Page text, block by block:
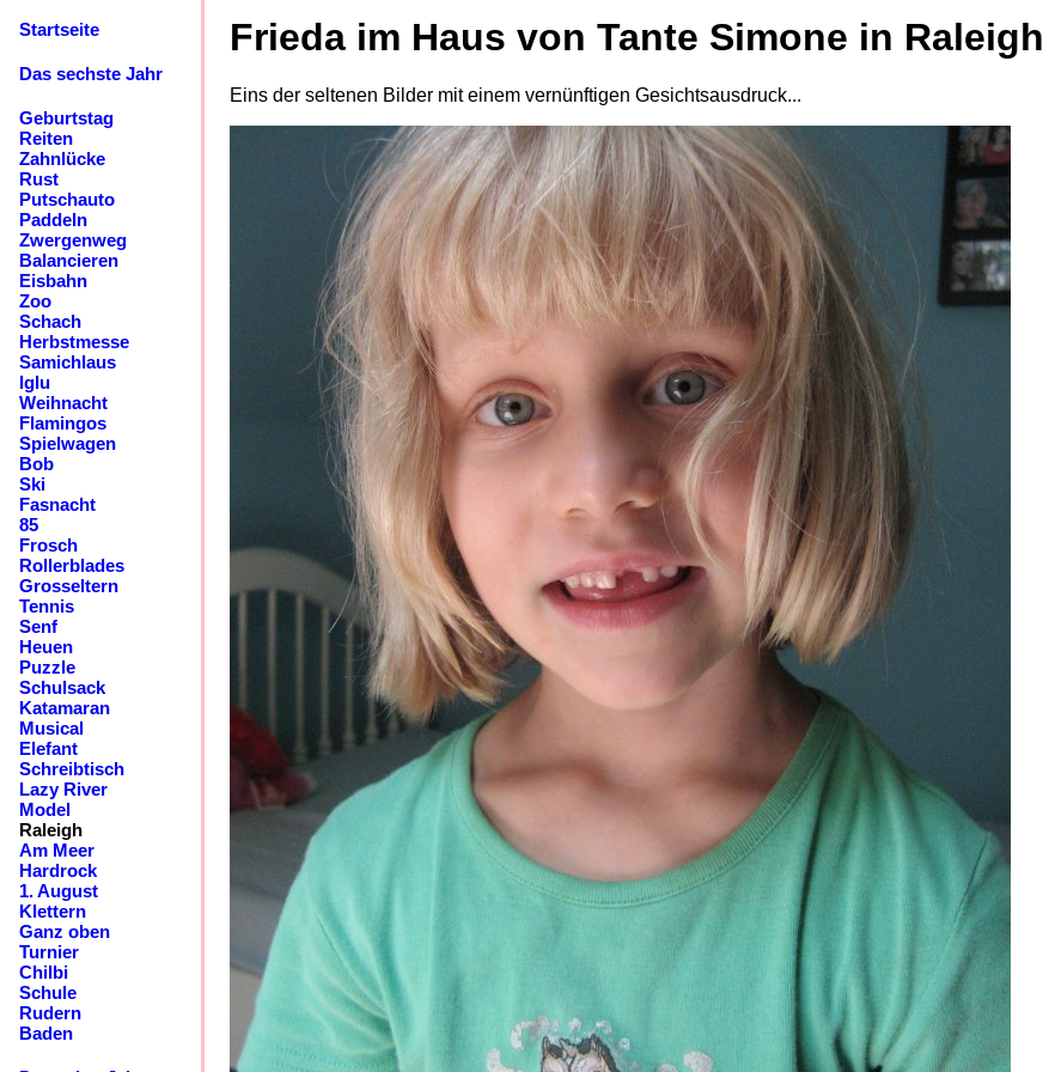
Startseite
Das sechste Jahr
Geburtstag
Reiten
Zahnlücke
Rust
Putschauto
Paddeln
Zwergenweg
Balancieren
Eisbahn
Zoo
Schach
Herbstmesse
Samichlaus
Iglu
Weihnacht
Flamingos
Spielwagen
Bob
Ski
Fasnacht
85
Frosch
Rollerblades
Grosseltern
Tennis
Senf
Heuen
Puzzle
Schulsack
Katamaran
Musical
Elefant
Schreibtisch
Lazy River
Model
Raleigh
Am Meer
Hardrock
1. August
Klettern
Ganz oben
Turnier
Chilbi
Schule
Rudern
Baden
Frieda im Haus von Tante Simone in Raleigh
Eins der seltenen Bilder mit einem vernünftigen Gesichtsausdruck...